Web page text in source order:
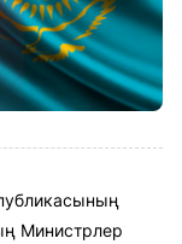
Министрлер